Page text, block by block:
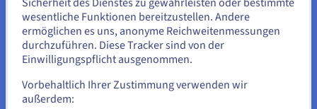
Objekt im Vergleich zu Datei und
Block Storage: Wie unterscheiden
sie sich?
Sie scheinen sich in Vereinigte
Staaten zu befinden.
Wenn Sie aus Vereinigte Staaten bestellen möchten, müssen Sie
sich auf der entsprechenden Website umsehen und dort einen
Account erstellen.
wesentliche Funktionen bereitzustellen. Andere
ermöglichen es uns, anonyme Reichweitenmessungen
durchzuführen. Diese Tracker sind von der
Einwilligungspflicht ausgenommen.
Vorbehaltlich Ihrer Zustimmung verwenden wir
außerdem: